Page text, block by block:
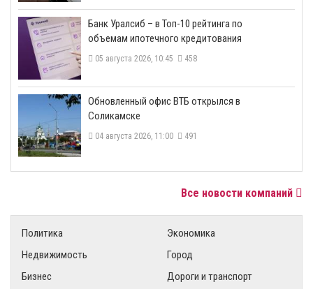
​Банк Уралсиб – в Топ-10 рейтинга по
объемам ипотечного кредитования
05 августа 2026, 10:45 458
​Обновленный офис ВТБ открылся в
Соликамске
04 августа 2026, 11:00 491
Все новости компаний
Политика
Экономика
Недвижимость
Город
Бизнес
Дороги и транспорт